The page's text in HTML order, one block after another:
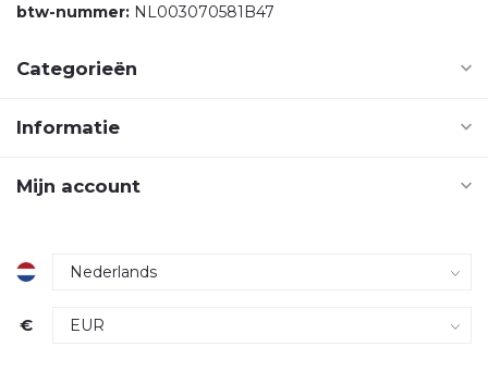
btw-nummer: NL003070581B47
Categorieën
Informatie
Mijn account
€